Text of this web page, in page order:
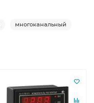
многоканальный